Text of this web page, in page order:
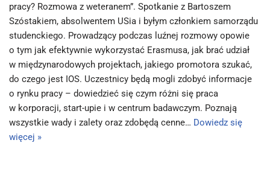
pracy? Rozmowa z weteranem”. Spotkanie z Bartoszem
Szóstakiem, absolwentem USia i byłym członkiem samorządu
studenckiego. Prowadzący podczas luźnej rozmowy opowie
o tym jak efektywnie wykorzystać Erasmusa, jak brać udział
w międzynarodowych projektach, jakiego promotora szukać,
do czego jest IOS. Uczestnicy będą mogli zdobyć informacje
o rynku pracy – dowiedzieć się czym różni się praca
w korporacji, start-upie i w centrum badawczym. Poznają
wszystkie wady i zalety oraz zdobędą cenne… Dowiedz się
więcej »